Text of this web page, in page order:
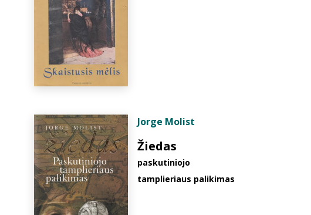
Jorge Molist
Žiedas
paskutiniojo
tamplieriaus palikimas